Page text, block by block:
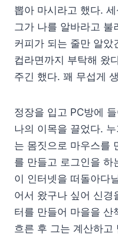
뽑아 마시라고 했다.
그가 나를 알바라고
커피가 되는 줄만 알았
컵라면까지 부탁해 왔
주긴 했다. 꽤 무섭게
정장을 입고 PC방에
나의 이목을 끌었다. 누
는 몸짓으로 마우스를
를 만들고 로그인을 하
이 인터넷을 떠돌아다
어서 왔구나 싶어 신
터를 만들어 마을을 산
흐른 후 그는 계산하고